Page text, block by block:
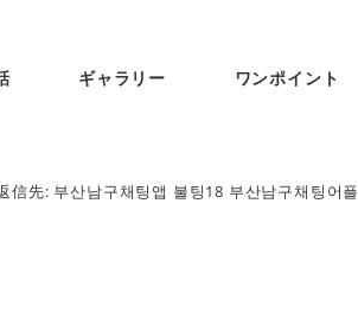
ギャラリー ワンポイント
信先: 부산남구채팅앱 불팅18 부산남구채팅어플